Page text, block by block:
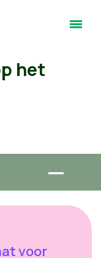
het
voor